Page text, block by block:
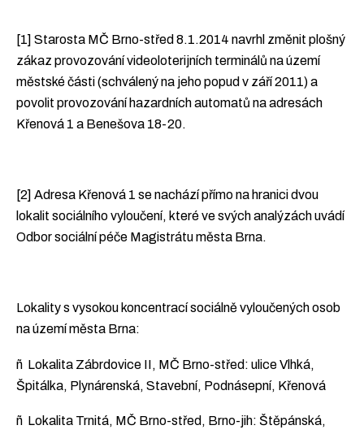
[1] Starosta MČ Brno-střed 8.1.2014 navrhl změnit plošný
zákaz provozování videoloterijních terminálů na území
městské části (schválený na jeho popud v září 2011) a
povolit provozování hazardních automatů na adresách
Křenová 1 a Benešova 18-20.
[2] Adresa Křenová 1 se nachází přímo na hranici dvou
lokalit sociálního vyloučení, které ve svých analýzách uvádí
Odbor sociální péče Magistrátu města Brna.
Lokality s vysokou koncentrací sociálně vyloučených osob
na území města Brna:
ñ Lokalita Zábrdovice II, MČ Brno-střed: ulice Vlhká,
Špitálka, Plynárenská, Stavební, Podnásepní, Křenová
ñ Lokalita Trnitá, MČ Brno-střed, Brno-jih: Štěpánská,